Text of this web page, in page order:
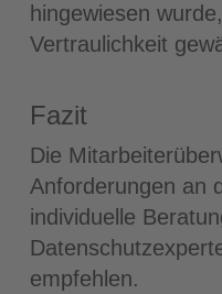
hingewiesen
Vertraulichkeit
Fazit
Die
Anforderungen an
individuelle
empfehlen.